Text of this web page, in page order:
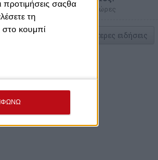
προτιμήσεις σαςθα
τη
στο κουμπί
πριν από 13 ώρες
Περισσότερες ειδήσεις